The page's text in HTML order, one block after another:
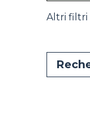
Altri filtri